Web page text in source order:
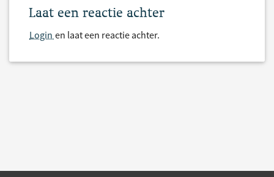
Laat een reactie achter
Login en laat een reactie achter.